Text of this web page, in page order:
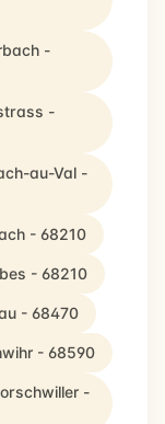
-
-
au-Val -
- 68210
- 68210
- 68470
- 68590
-